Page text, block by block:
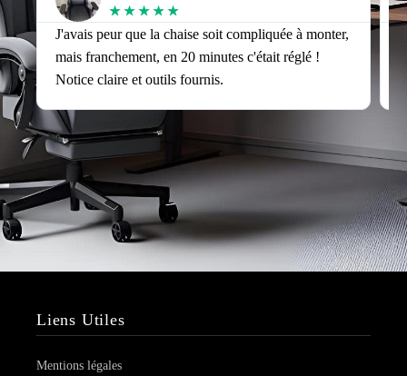
★ ★ ★ ★ ★
J'avais peur que la chaise soit compliquée à monter,
mais franchement, en 20 minutes c'était réglé !
Notice claire et outils fournis.
Liens Utiles
Mentions légales